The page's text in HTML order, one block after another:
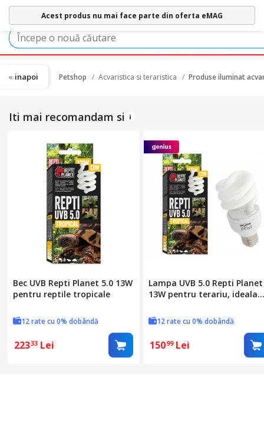
Acest produs nu mai face parte din oferta eMAG
Petshop Acvaristica si teraristica Produse iluminat
inapoi
Iti mai recomandam si
Bec UVB Repti Planet 5.0 13W
pentru reptile tropicale
12 rate cu 0% dobândă
22333 Lei
Lampa UVB 5.0 Repti Planet
13W pentru terariu, ideala
12 rate cu 0% dobândă
15099 Lei